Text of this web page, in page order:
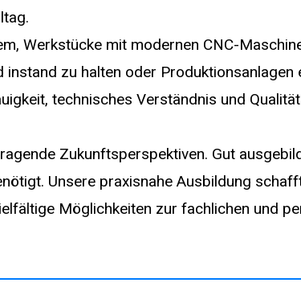
Werkstücke mit modernen CNC-
zu halten oder Produktionsanlagen
technisches Verständnis und
Zukunftsperspektiven. Gut
Unsere praxisnahe Ausbildung
Möglichkeiten zur fachlichen und